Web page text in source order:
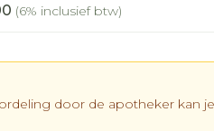
(6% inclusief btw)
door de apotheker kan